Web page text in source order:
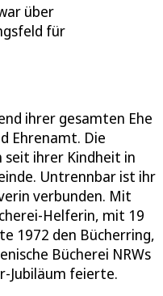
über
für
ihrer gesamten Ehe
Ehrenamt. Die
ihrer Kindheit in
Untrennbar ist ihr
verbunden. Mit
Helferin, mit 19
1972 den Bücherring,
Bücherei NRWs
Jubiläum feierte.